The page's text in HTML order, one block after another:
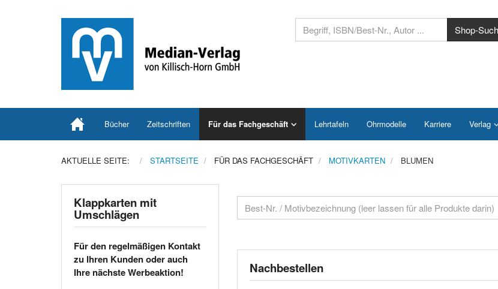
Bücher Zeitschriften Für das Fachgeschäft Lehrtafeln Ohrmodelle Karriere Verlag
AKTUELLE SEITE: STARTSEITE FÜR DAS FACHGESCHÄFT MOTIVKARTEN BLUMEN
Nachbestellen
Klappkarten mit
Umschlägen
Für den regelmäßigen Kontakt
zu Ihren Kunden oder auch
Ihre nächste Werbeaktion!